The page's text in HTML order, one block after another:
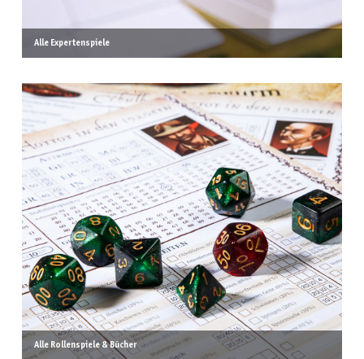
Alle Expertenspiele
Alle Rollenspiele & Bücher